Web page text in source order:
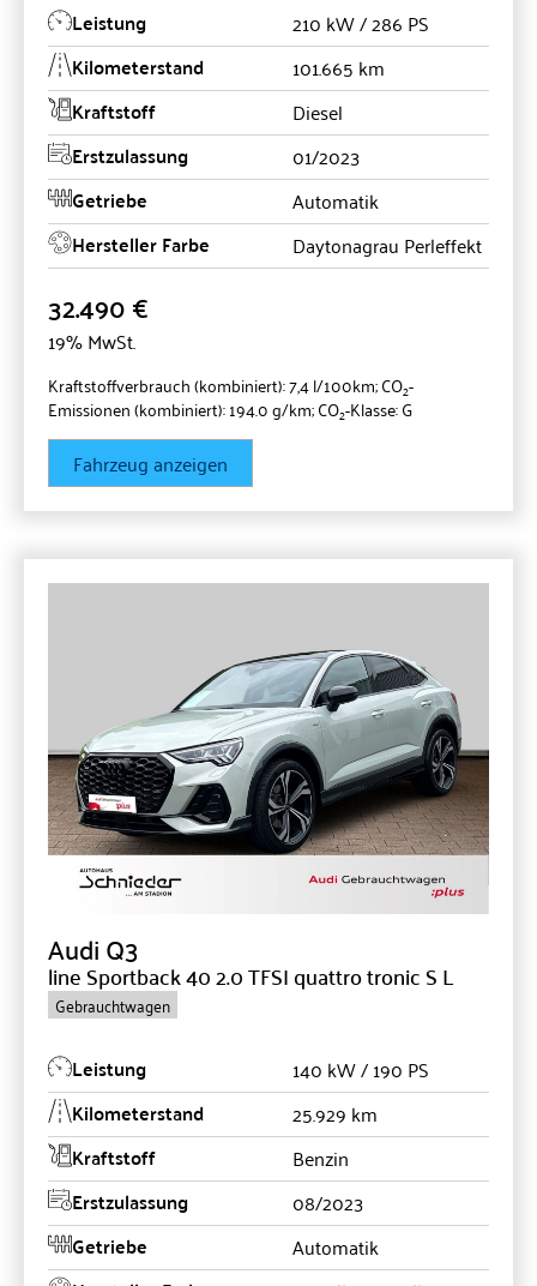
Leistung 210 kW / 286 PS
Kilometerstand 101.665 km
Kraftstoff Diesel
Erstzulassung 01/2023
Getriebe Automatik
Hersteller Farbe Daytonagrau Perleffekt
32.490 €
19% MwSt.
Kraftstoffverbrauch (kombiniert):7,4 l/100km;CO2-
Emissionen (kombiniert):194.0 g/km;CO2-Klasse:G
Fahrzeug anzeigen
AudiQ3
line Sportback 40 2.0 TFSI quattro tronic S L
Gebrauchtwagen
Leistung 140 kW / 190 PS
Kilometerstand 25.929 km
Kraftstoff Benzin
Erstzulassung 08/2023
Getriebe Automatik